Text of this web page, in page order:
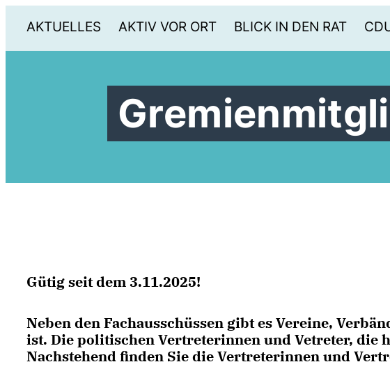
AKTUELLES AKTIV VOR ORT BLICK IN DEN RAT
Gütig seit dem 3.11.2025!
Neben den Fachausschüssen gibt es Vereine,
ist. Die politischen Vertreterinnen und Vetreter, die
Nachstehend finden Sie die Vertreterinnen und